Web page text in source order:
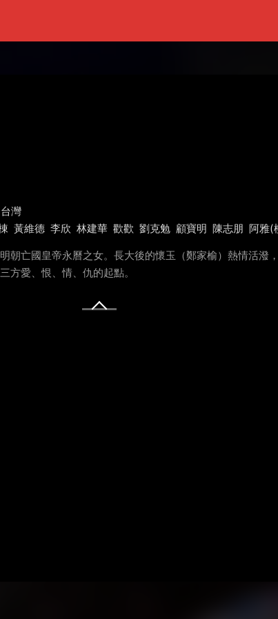
台灣
黃維德 李欣 林建華 歡歡 劉克勉 顧寶明 陳志朋 阿雅(
亡國皇帝永曆之女。長大後的懷玉（鄭家榆）熱情活潑
方愛、恨、情、仇的起點。